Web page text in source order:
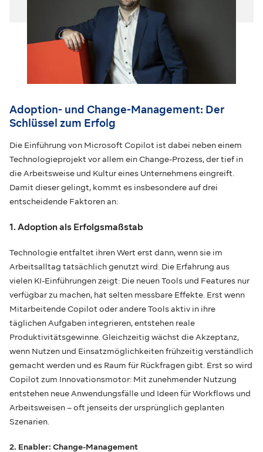
Adoption- und Change-Management: Der
Schlüssel zum Erfolg
Die Einführung von Microsoft Copilot ist dabei neben einem
Technologieprojekt vor allem ein Change-Prozess, der tief in
die Arbeitsweise und Kultur eines Unternehmens eingreift.
Damit dieser gelingt, kommt es insbesondere auf drei
entscheidende Faktoren an:
1. Adoption als Erfolgsmaßstab
Technologie entfaltet ihren Wert erst dann, wenn sie im
Arbeitsalltag tatsächlich genutzt wird. Die Erfahrung aus
vielen KI-Einführungen zeigt: Die neuen Tools und Features nur
verfügbar zu machen, hat selten messbare Effekte. Erst wenn
Mitarbeitende Copilot oder andere Tools aktiv in ihre
täglichen Aufgaben integrieren, entstehen reale
Produktivitätsgewinne. Gleichzeitig wächst die Akzeptanz,
wenn Nutzen und Einsatzmöglichkeiten frühzeitig verständlich
gemacht werden und es Raum für Rückfragen gibt. Erst so wird
Copilot zum Innovationsmotor: Mit zunehmender Nutzung
entstehen neue Anwendungsfälle und Ideen für Workflows und
Arbeitsweisen – oft jenseits der ursprünglich geplanten
Szenarien.
2. Enabler: Change-Management